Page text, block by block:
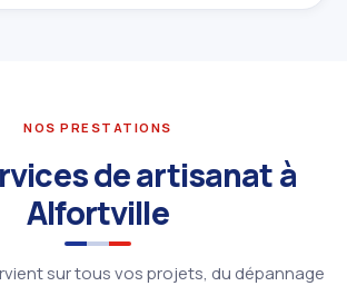
NOS PRESTATIONS
de artisanat à
Alfortville
sur tous vos projets, du dépannage